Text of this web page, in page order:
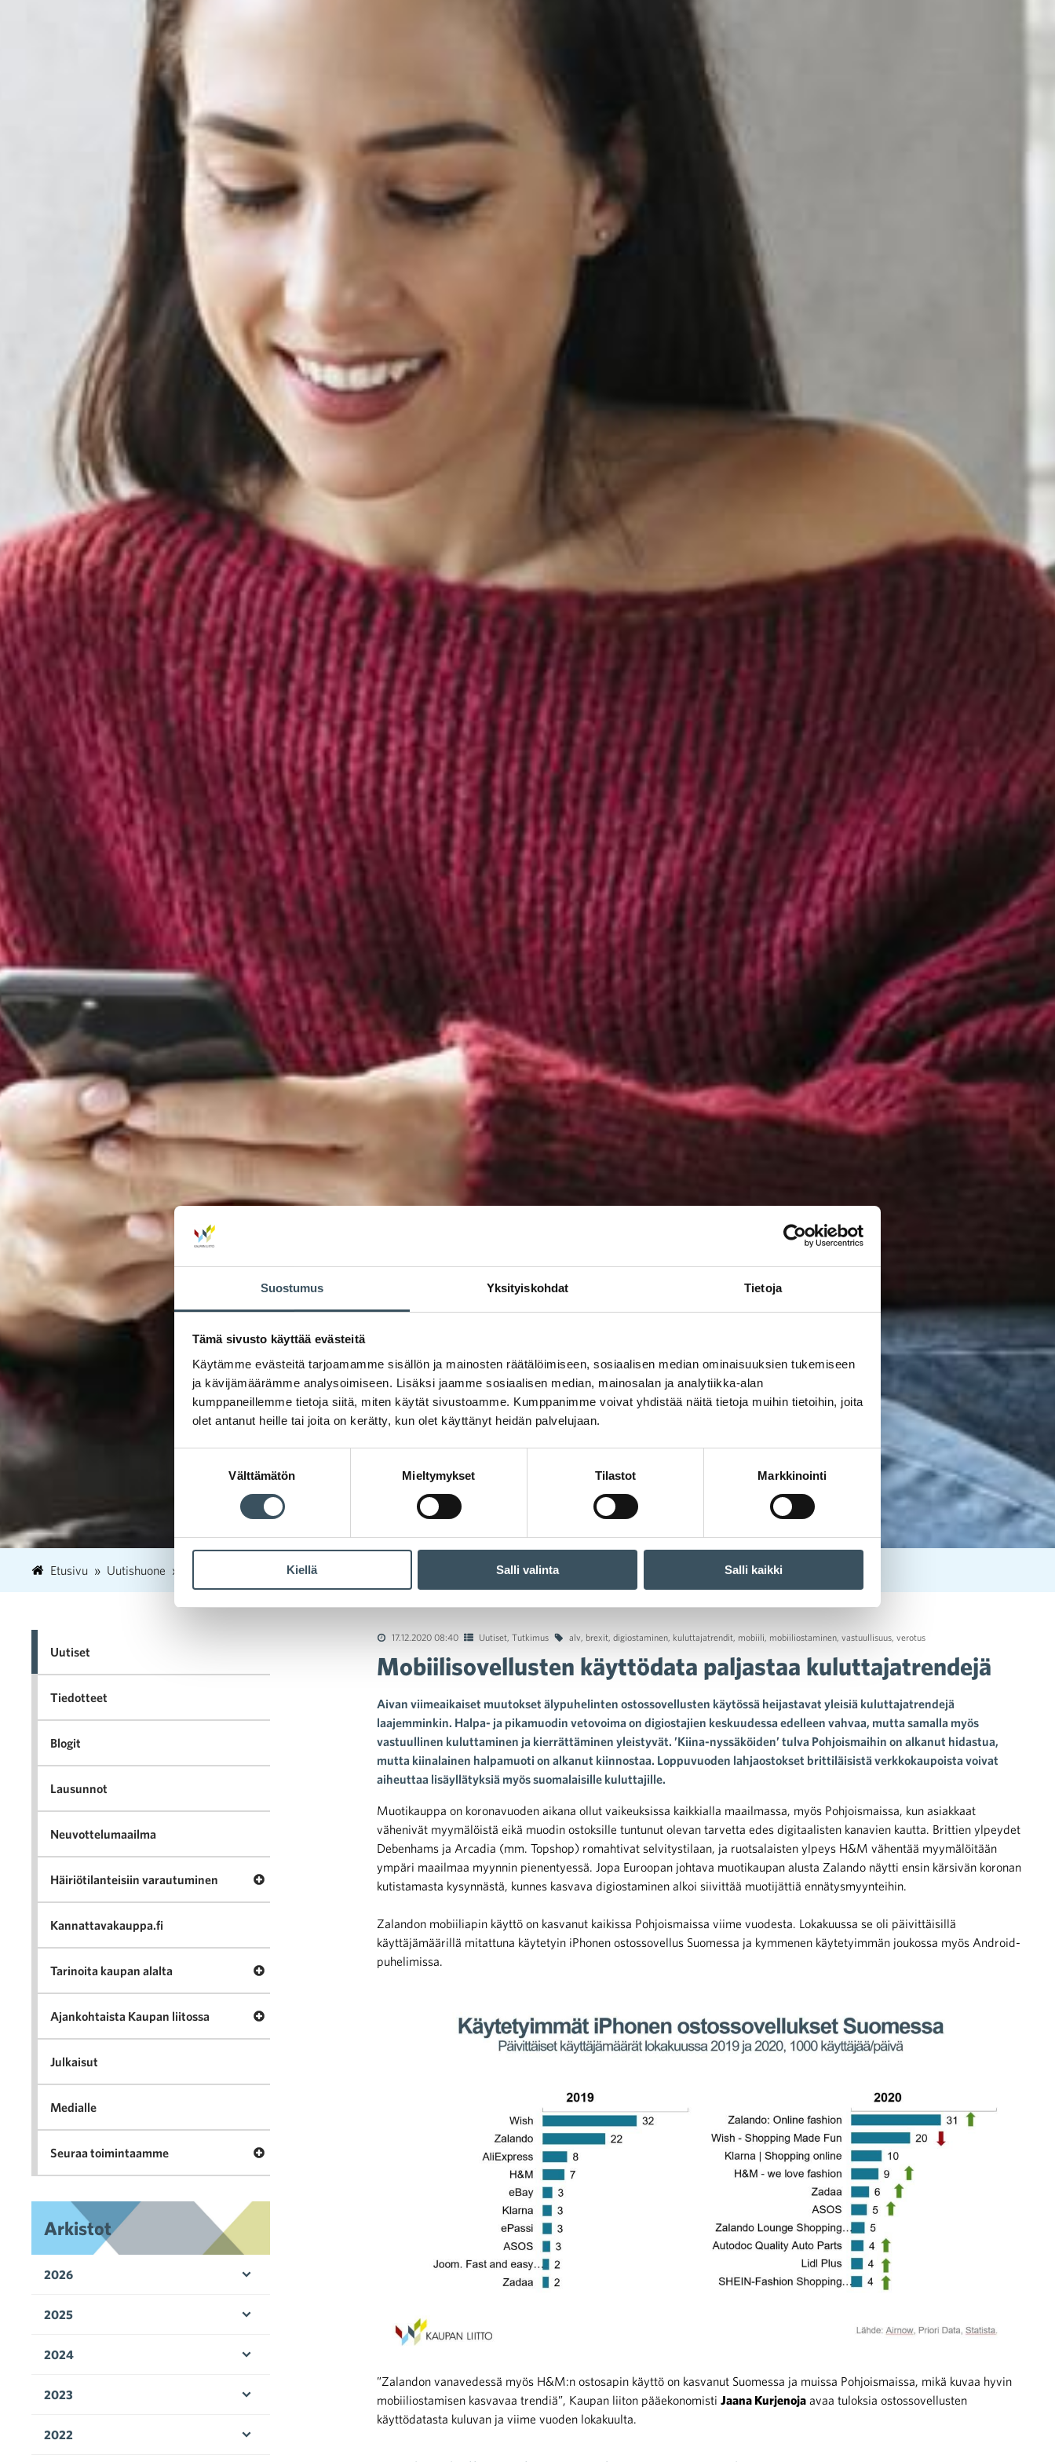
Suostumus Yksityiskohdat Tietoja
Tämä sivusto käyttää evästeitä
Käytämme evästeitä tarjoamamme sisällön ja mainosten räätälöimiseen, sosiaalisen median ominaisuuksien tukemiseen
ja kävijämäärämme analysoimiseen. Lisäksi jaamme sosiaalisen median, mainosalan ja analytiikka-alan
kumppaneillemme tietoja siitä, miten käytät sivustoamme. Kumppanimme voivat yhdistää näitä tietoja muihin tietoihin, joita
olet antanut heille tai joita on kerätty, kun olet käyttänyt heidän palvelujaan.
Välttämätön Mieltymykset Tilastot Markkinointi
Kiellä Salli valinta Salli kaikki
Etusivu Uutishuone 17 Mobiilisovellusten käyttödata paljastaa kuluttajatrendejä
17.12.2020 08:40 Uutiset Tutkimus alv brexit digiostaminen kuluttajatrendit mobiili mobiiliostaminen vastuullisuus, verotus
Mobiilisovellusten käyttödata paljastaa kuluttajatrendejä
Aivan viimeaikaiset muutokset älypuhelinten ostossovellusten käytössä heijastavat yleisiä kuluttajatrendejä
laajemminkin. Halpa- ja pikamuodin vetovoima on digiostajien keskuudessa edelleen vahvaa, mutta samalla myös
vastuullinen kuluttaminen ja kierrättäminen yleistyvät. ’Kiina-nyssäköiden’ tulva Pohjoismaihin on alkanut hidastua,
mutta kiinalainen halpamuoti on alkanut kiinnostaa. Loppuvuoden lahjaostokset brittiläisistä verkkokaupoista voivat
aiheuttaa lisäyllätyksiä myös suomalaisille kuluttajille.
Muotikauppa on koronavuoden aikana ollut vaikeuksissa kaikkialla maailmassa, myös Pohjoismaissa, kun asiakkaat
vähenivät myymälöistä eikä muodin ostoksille tuntunut olevan tarvetta edes digitaalisten kanavien kautta. Brittien ylpeydet
Debenhams ja Arcadia (mm. Topshop) romahtivat selvitystilaan, ja ruotsalaisten ylpeys H&M vähentää myymälöitään
ympäri maailmaa myynnin pienentyessä. Jopa Euroopan johtava muotikaupan alusta Zalando näytti ensin kärsivän koronan
kutistamasta kysynnästä, kunnes kasvava digiostaminen alkoi siivittää muotijättiä ennätysmyynteihin.
Zalandon mobiiliapin käyttö on kasvanut kaikissa Pohjoismaissa viime vuodesta. Lokakuussa se oli päivittäisillä
käyttäjämäärillä mitattuna käytetyin iPhonen ostossovellus Suomessa ja kymmenen käytetyimmän joukossa myös Android-
puhelimissa.
”Zalandon vanavedessä myös H&M:n ostosapin käyttö on kasvanut Suomessa ja muissa Pohjoismaissa, mikä kuvaa hyvin
mobiiliostamisen kasvavaa trendiä”, Kaupan liiton pääekonomisti Jaana Kurjenoja avaa tuloksia ostossovellusten
käyttödatasta kuluvan ja viime vuoden lokakuulta.
Uutiset
Tiedotteet
Blogit
Lausunnot
Neuvottelumaailma
Häiriötilanteisiin varautuminen Avaa valikko Häiriötilanteisiin varautuminen
Kannattavakauppa.fi
Tarinoita kaupan alalta Avaa valikko Tarinoita kaupan alalta
Ajankohtaista Kaupan liitossa Avaa valikko Ajankohtaista Kaupan liitossa
Julkaisut
Medialle
Seuraa toimintaamme Avaa valikko Seuraa toimintaamme
Arkistot
2026
2025
2024
2023
2022